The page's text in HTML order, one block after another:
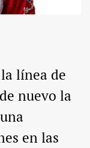
línea de
nuevo la
en las